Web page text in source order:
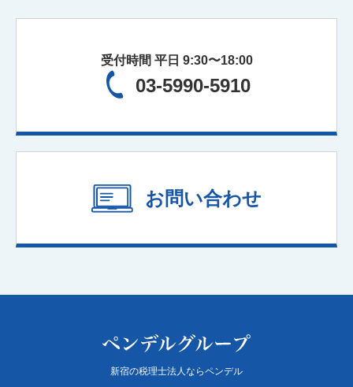
受付時間 平日 9:30〜18:00
03-5990-5910
お問い合わせ
新宿の税理士法人ならペンデル